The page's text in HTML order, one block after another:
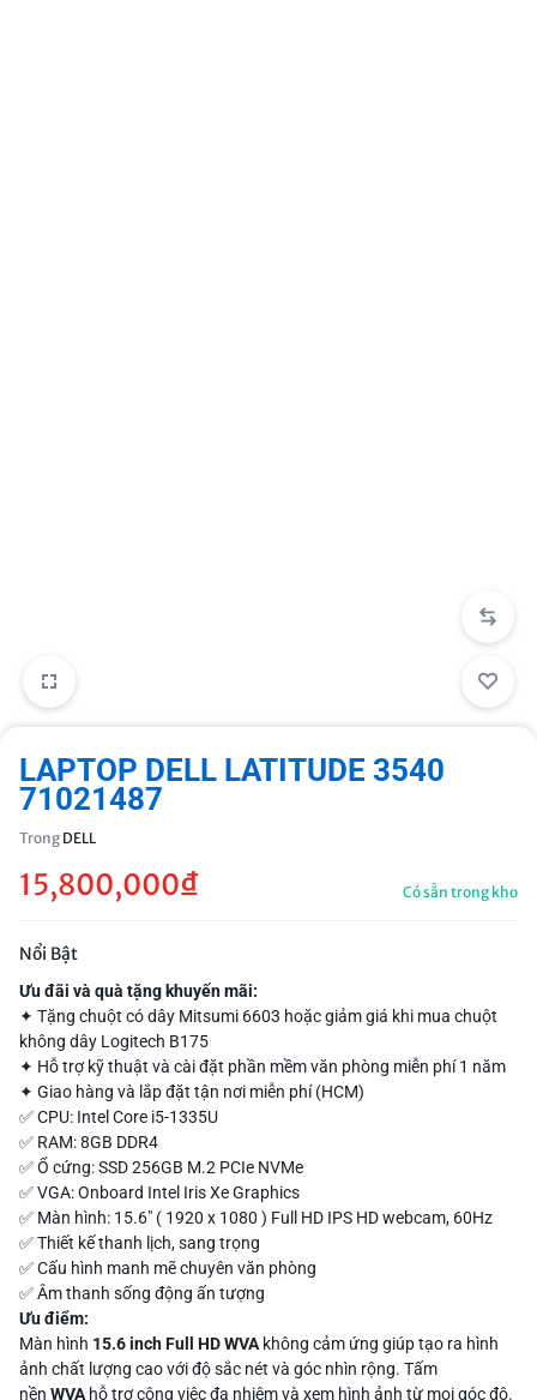
LAPTOP DELL LATITUDE 3540
71021487
Trong DELL
15,800,000₫ Có sẵn trong kho
Nổi Bật
Ưu đãi và quà tặng khuyến mãi:
✦ Tặng chuột có dây Mitsumi 6603 hoặc giảm giá khi mua chuột
không dây Logitech B175
✦ Hỗ trợ kỹ thuật và cài đặt phần mềm văn phòng miễn phí 1 năm
✦ Giao hàng và lắp đặt tận nơi miễn phí (HCM)
✅ CPU: Intel Core i5-1335U
✅ RAM: 8GB DDR4
✅ Ổ cứng: SSD 256GB M.2 PCIe NVMe
✅ VGA: Onboard Intel Iris Xe Graphics
✅ Màn hình: 15.6" ( 1920 x 1080 ) Full HD IPS HD webcam, 60Hz
✅ Thiết kế thanh lịch, sang trọng
✅ Cấu hình manh mẽ chuyên văn phòng
✅ Âm thanh sống động ấn tượng
Ưu điểm:
Màn hình 15.6 inch Full HD WVA không cảm ứng giúp tạo ra hình
ảnh chất lượng cao với độ sắc nét và góc nhìn rộng. Tấm
nền WVA hỗ trợ công việc đa nhiệm và xem hình ảnh từ mọi góc độ.